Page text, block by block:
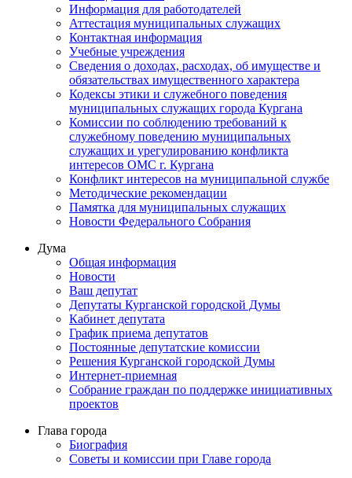
Информация для работодателей
Аттестация муниципальных служащих
Контактная информация
Учебные учреждения
Сведения о доходах, расходах, об имуществе и
обязательствах имущественного характера
Кодексы этики и служебного поведения
муниципальных служащих города Кургана
Комиссии по соблюдению требований к
служебному поведению муниципальных
служащих и урегулированию конфликта
интересов ОМС г. Кургана
Конфликт интересов на муниципальной службе
Методические рекомендации
Памятка для муниципальных служащих
Новости Федерального Cобрания
Дума
Общая информация
Новости
Ваш депутат
Депутаты Курганской городской Думы
Кабинет депутата
График приема депутатов
Постоянные депутатские комиссии
Решения Курганской городской Думы
Интернет-приемная
Собрание граждан по поддержке инициативных
проектов
Глава города
Биография
Советы и комиссии при Главе города